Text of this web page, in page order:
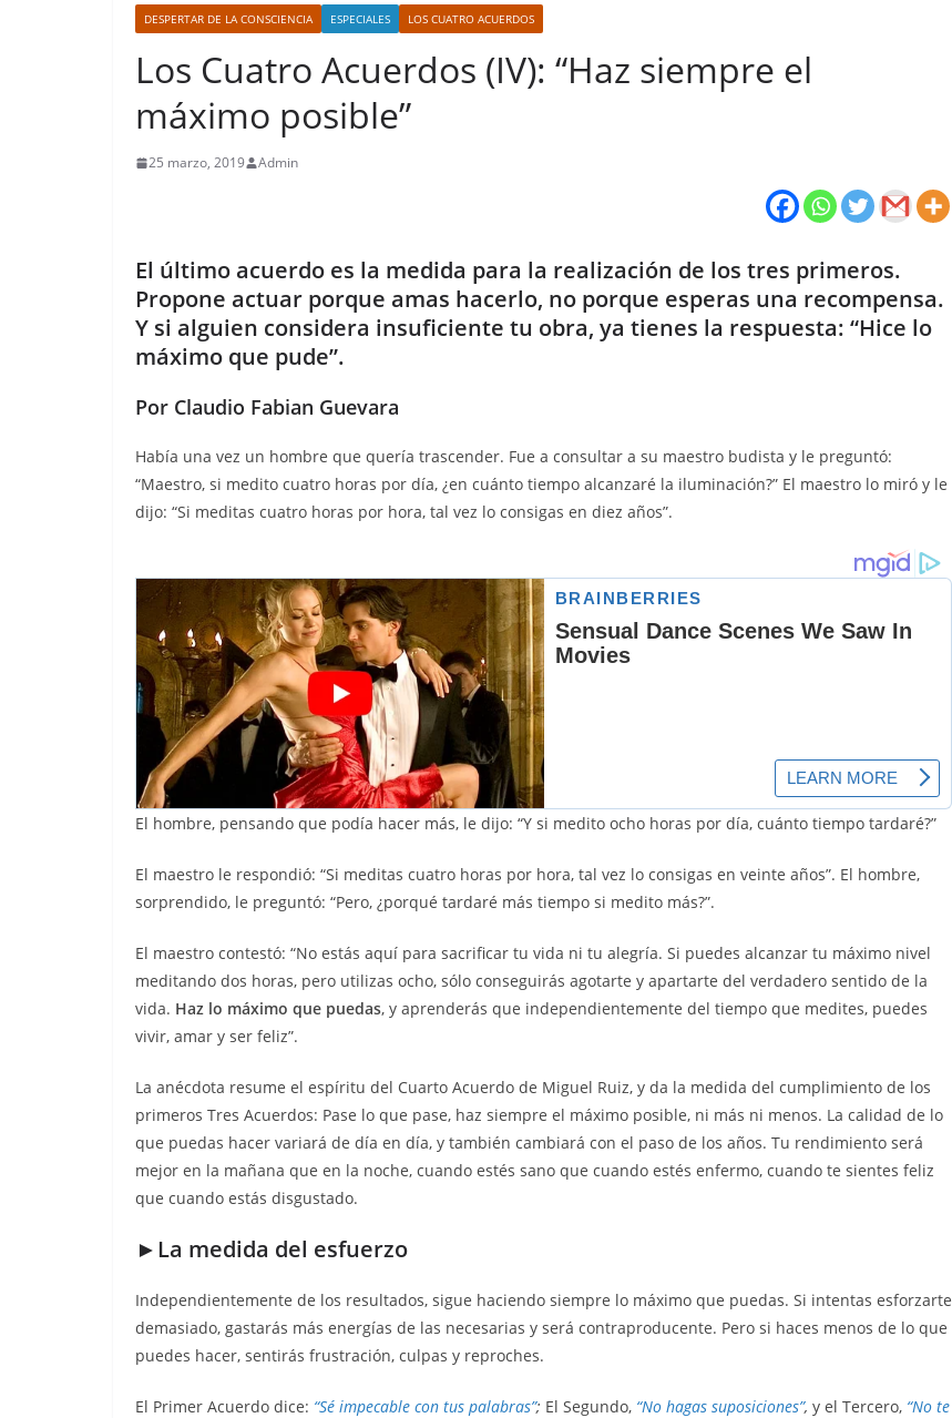
DESPERTAR DE LA CONSCIENCIA ESPECIALES LOS CUATRO ACUERDOS
Los Cuatro Acuerdos (IV): “Haz siempre el
máximo posible”
25 marzo, 2019 Admin
El último acuerdo es la medida para la realización de los tres primeros.
Propone actuar porque amas hacerlo, no porque esperas una recompensa.
Y si alguien considera insuficiente tu obra, ya tienes la respuesta: “Hice lo
máximo que pude”.
Por Claudio Fabian Guevara
Había una vez un hombre que quería trascender. Fue a consultar a su maestro budista y le preguntó:
“Maestro, si medito cuatro horas por día, ¿en cuánto tiempo alcanzaré la iluminación?” El maestro lo miró y le
dijo: “Si meditas cuatro horas por hora, tal vez lo consigas en diez años”.
El hombre, pensando que podía hacer más, le dijo: “Y si medito ocho horas por día, cuánto tiempo tardaré?”
El maestro le respondió: “Si meditas cuatro horas por hora, tal vez lo consigas en veinte años”. El hombre,
sorprendido, le preguntó: “Pero, ¿porqué tardaré más tiempo si medito más?”.
El maestro contestó: “No estás aquí para sacrificar tu vida ni tu alegría. Si puedes alcanzar tu máximo nivel
meditando dos horas, pero utilizas ocho, sólo conseguirás agotarte y apartarte del verdadero sentido de la
vida. Haz lo máximo que puedas, y aprenderás que independientemente del tiempo que medites, puedes
vivir, amar y ser feliz”.
La anécdota resume el espíritu del Cuarto Acuerdo de Miguel Ruiz, y da la medida del cumplimiento de los
primeros Tres Acuerdos: Pase lo que pase, haz siempre el máximo posible, ni más ni menos. La calidad de lo
que puedas hacer variará de día en día, y también cambiará con el paso de los años. Tu rendimiento será
mejor en la mañana que en la noche, cuando estés sano que cuando estés enfermo, cuando te sientes feliz
que cuando estás disgustado.
►La medida del esfuerzo
Independientemente de los resultados, sigue haciendo siempre lo máximo que puedas. Si intentas esforzarte
demasiado, gastarás más energías de las necesarias y será contraproducente. Pero si haces menos de lo que
puedes hacer, sentirás frustración, culpas y reproches.
El Primer Acuerdo dice: “Sé impecable con tus palabras”; El Segundo, “No hagas suposiciones”, y el Tercero, “No te